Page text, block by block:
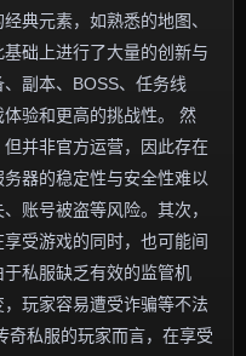
典元素，如熟悉的地图、
础上进行了大量的创新与
副本、BOSS、任务线
验和更高的挑战性。 然
并非官方运营，因此存在
器的稳定性与安全性难以
账号被盗等风险。其次，
受游戏的同时，也可能间
私服缺乏有效的监管机
玩家容易遭受诈骗等不法
奇私服的玩家而言，在享受